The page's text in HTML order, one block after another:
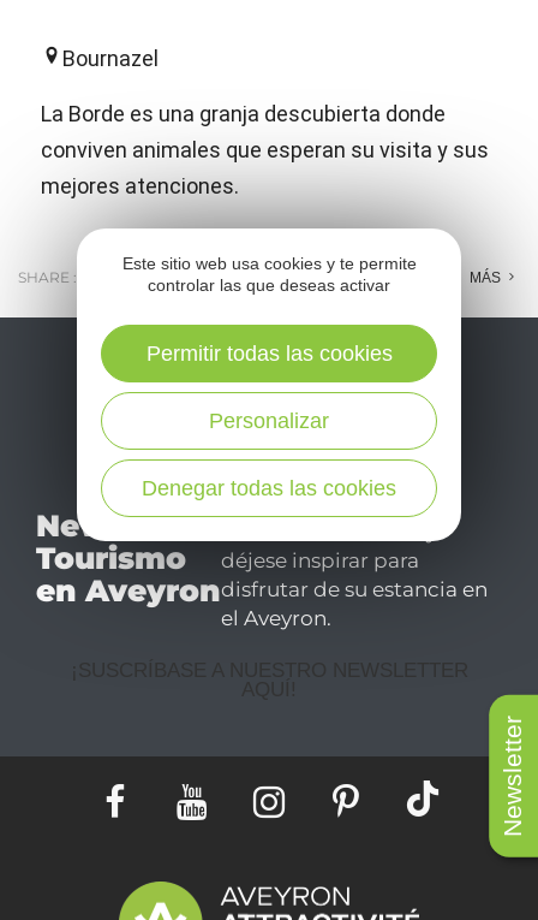
Newsletter
Bournazel
La Borde es una granja descubierta donde
conviven animales que esperan su visita y sus
mejores atenciones.
SHARE : MESSENGER MÁS
Newsletter
Tourismo
en Aveyron
No se pierda nuestro
déjese inspirar para
disfrutar de su estancia en
el Aveyron.
¡SUSCRÍBASE A NUESTRO NEWSLETTER
AQUÍ!
Este sitio web usa cookies y te permite
controlar las que deseas activar
Denegar todas las cookies
Personalizar
Permitir todas las cookies